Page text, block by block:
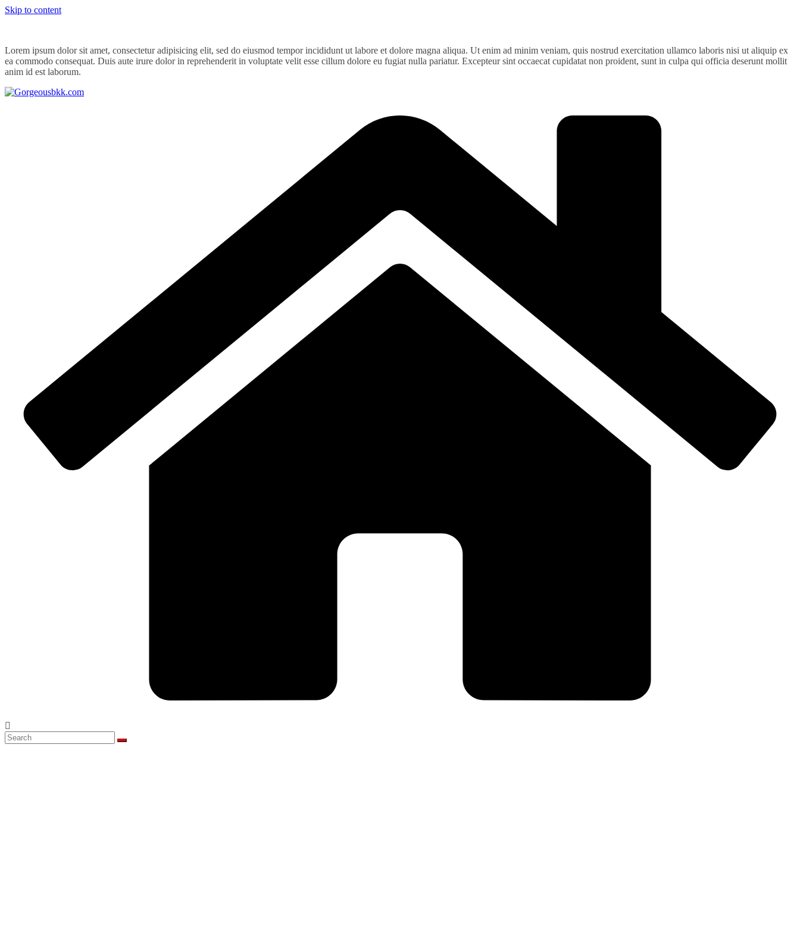
Skip to content
Lorem ipsum dolor sit amet, consectetur adipisicing elit, sed do eiusmod tempor incididunt ut labore et dolore magna aliqua. Ut enim ad minim veniam, quis nostrud exercitation ullamco laboris nisi ut aliquip ex
ea commodo consequat. Duis aute irure dolor in reprehenderit in voluptate velit esse cillum dolore eu fugiat nulla pariatur. Excepteur sint occaecat cupidatat non proident, sunt in culpa qui officia deserunt mollit
anim id est laborum.